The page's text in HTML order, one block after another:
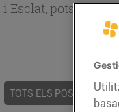
Esclat, pots
TOTS ELS POSTS